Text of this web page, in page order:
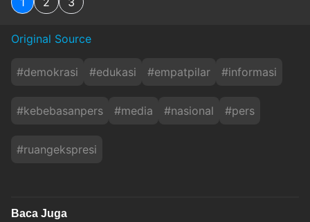
Original Source
#demokrasi #edukasi #empatpilar #informasi
#kebebasanpers #media #nasional #pers
#ruangekspresi
Baca Juga